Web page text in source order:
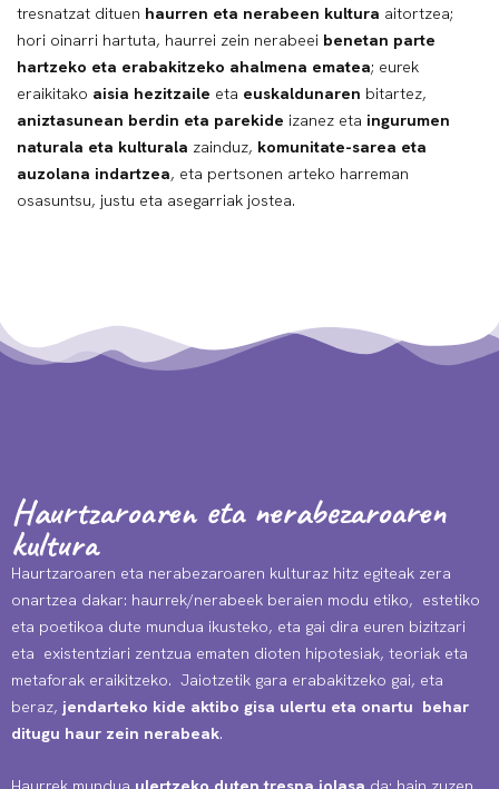
tresnatzat dituen haurren eta nerabeen kultura aitortzea;
hori oinarri hartuta, haurrei zein nerabeei benetan parte
hartzeko eta erabakitzeko ahalmena ematea; eurek
eraikitako aisia hezitzaile eta euskaldunaren bitartez,
aniztasunean berdin eta parekide izanez eta ingurumen
naturala eta kulturala zainduz, komunitate-sarea eta
auzolana indartzea, eta pertsonen arteko harreman
osasuntsu, justu eta asegarriak jostea.
Haurtzaroaren eta nerabezaroaren
kultura
Haurtzaroaren eta nerabezaroaren kulturaz hitz egiteak zera
onartzea dakar: haurrek/nerabeek beraien modu etiko, estetiko
eta poetikoa dute mundua ikusteko, eta gai dira euren bizitzari
eta existentziari zentzua ematen dioten hipotesiak, teoriak eta
metaforak eraikitzeko. Jaiotzetik gara erabakitzeko gai, eta
beraz, jendarteko kide aktibo gisa ulertu eta onartu behar
ditugu haur zein nerabeak.